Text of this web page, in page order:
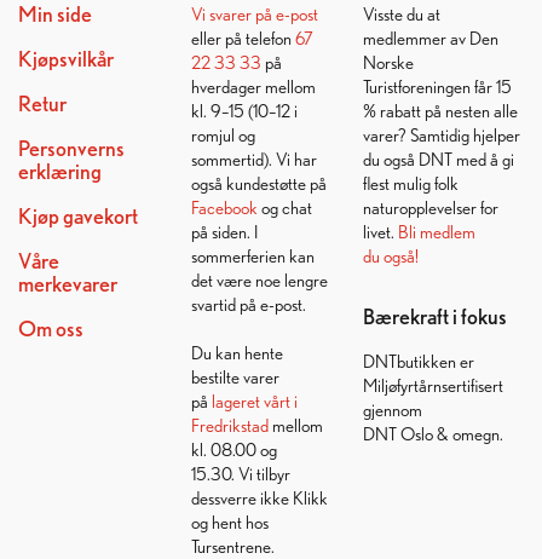
Min side
Kjøpsvilkår
Retur
Personverns
erklæring
Kjøp gavekort
Våre
merkevarer
Om oss
Vi svarer på e-post
eller på telefon 67
22 33 33 på
hverdager mellom
kl. 9–15 (10–12 i
romjul og
sommertid). Vi har
også kundestøtte på
Facebook og chat
på siden. I
sommerferien kan
det være noe lengre
svartid på e-post.
Du kan hente
bestilte varer
på lageret vårt i
Fredrikstadmellom
kl. 08.00 og
15.30. Vi tilbyr
dessverre ikke Klikk
og hent hos
Tursentrene.
Visste du at
medlemmer av Den
Norske
Turistforeningen får 15
% rabatt på nesten alle
varer? Samtidig hjelper
du også DNT med å gi
flest mulig folk
naturopplevelser for
livet. Bli medlem
du også!
Bærekraft i fokus
DNTbutikken er
Miljøfyrtårnsertifisert
gjennom
DNT Oslo & omegn.